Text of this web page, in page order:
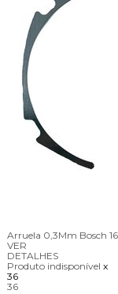
Arruela 0,3Mm Bosch
VER
DETALHES
Produto indisponível x
36
36